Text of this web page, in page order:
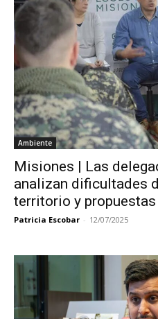
Ambiente
Misiones | Las
analizan dificultades
territorio y
Patricia Escobar - 12/07/2025